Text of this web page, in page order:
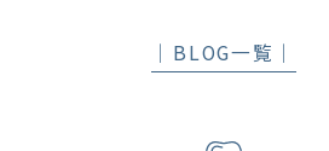
│BLOG一覧│